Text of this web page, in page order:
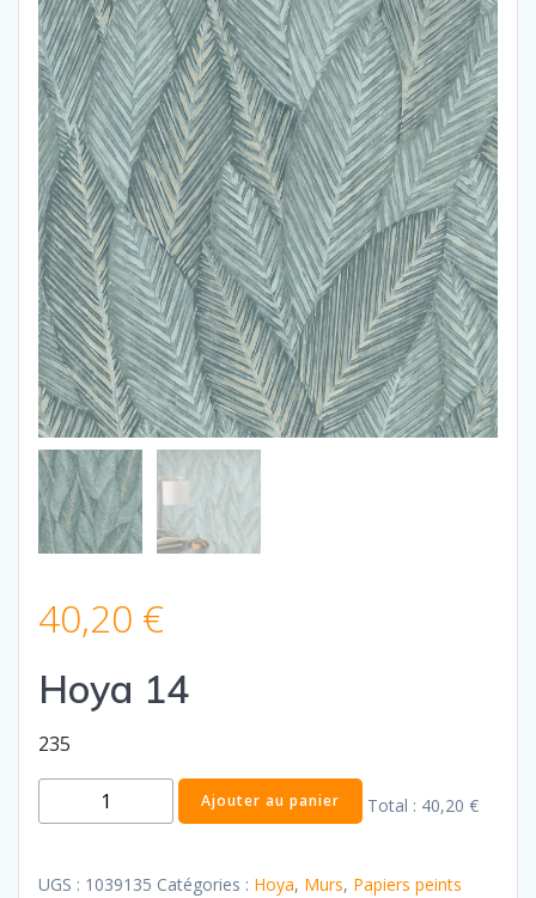
40,20 €
Hoya 14
235
quantité
de
14
Ajouter au panier Total : 40,20 €
UGS : 1039135 Catégories : Hoya, Murs, Papiers peints